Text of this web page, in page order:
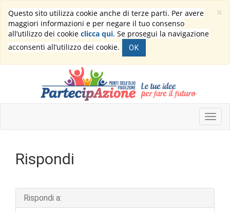
×
Questo sito utilizza cookie anche di terze parti. Per avere
maggiori informazioni e per negare il tuo consenso
all’utilizzo dei cookie clicca qui. Se prosegui la navigazione
acconsenti all’utilizzo dei cookie.
OK
Rispondi
Rispondi a: